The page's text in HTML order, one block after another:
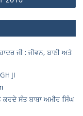
ਜੀ : ਜੀਵਨ, ਬਾਣੀ ਅਤੇ
JI
ਸੰਤ ਬਾਬਾ ਅਮੀਰ ਸਿੰਘ